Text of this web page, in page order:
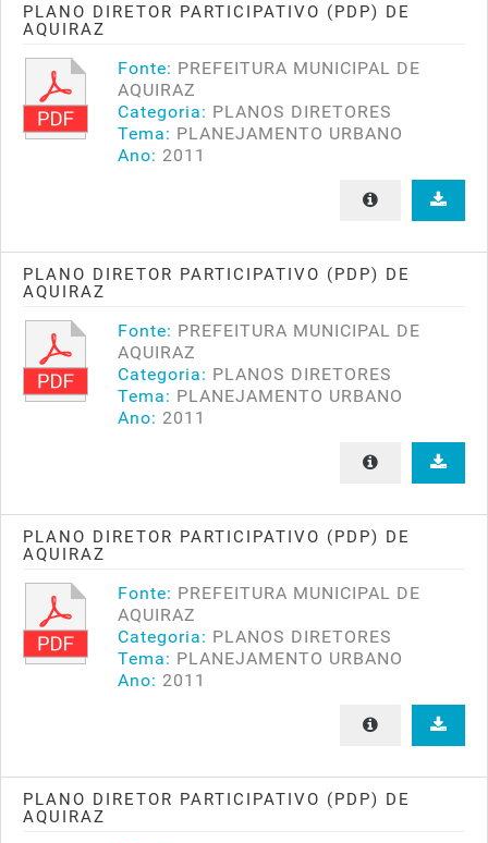
PLANO DIRETOR PARTICIPATIVO (PDP) DE
AQUIRAZ
Fonte: PREFEITURA MUNICIPAL DE
AQUIRAZ
Categoria: PLANOS DIRETORES
Tema: PLANEJAMENTO URBANO
Ano: 2011
PLANO DIRETOR PARTICIPATIVO (PDP) DE
AQUIRAZ
Fonte: PREFEITURA MUNICIPAL DE
AQUIRAZ
Categoria: PLANOS DIRETORES
Tema: PLANEJAMENTO URBANO
Ano: 2011
PLANO DIRETOR PARTICIPATIVO (PDP) DE
AQUIRAZ
Fonte: PREFEITURA MUNICIPAL DE
AQUIRAZ
Categoria: PLANOS DIRETORES
Tema: PLANEJAMENTO URBANO
Ano: 2011
PLANO DIRETOR PARTICIPATIVO (PDP) DE
AQUIRAZ